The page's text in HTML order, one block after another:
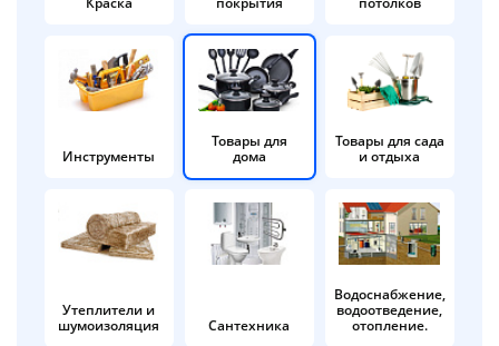
Инструменты
Товары для
дома
Товары для сада
и отдыха
Утеплители и
шумоизоляция
Сантехника
Водоснабжение,
водоотведение,
отопление.
Добавляйте товары
в корзину
Оплачивайте сегодня только
25% картой любого банка
Получайте товар
выбранный способом
Оставшиеся
% будут